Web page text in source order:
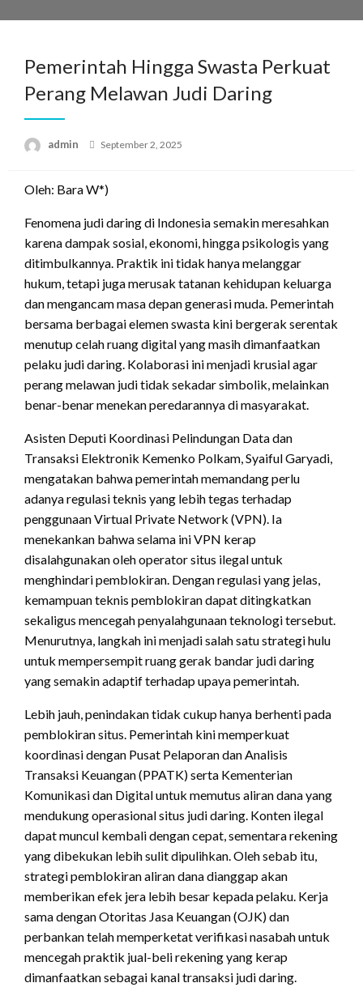
Pemerintah Hingga Swasta Perkuat
Perang Melawan Judi Daring
admin
Posted
September 2, 2025
Oleh: Bara W*)
Fenomena judi daring di Indonesia semakin meresahkan
karena dampak sosial, ekonomi, hingga psikologis yang
ditimbulkannya. Praktik ini tidak hanya melanggar
hukum, tetapi juga merusak tatanan kehidupan keluarga
dan mengancam masa depan generasi muda. Pemerintah
bersama berbagai elemen swasta kini bergerak serentak
menutup celah ruang digital yang masih dimanfaatkan
pelaku judi daring. Kolaborasi ini menjadi krusial agar
perang melawan judi tidak sekadar simbolik, melainkan
benar-benar menekan peredarannya di masyarakat.
Asisten Deputi Koordinasi Pelindungan Data dan
Transaksi Elektronik Kemenko Polkam, Syaiful Garyadi,
mengatakan bahwa pemerintah memandang perlu
adanya regulasi teknis yang lebih tegas terhadap
penggunaan Virtual Private Network (VPN). Ia
menekankan bahwa selama ini VPN kerap
disalahgunakan oleh operator situs ilegal untuk
menghindari pemblokiran. Dengan regulasi yang jelas,
kemampuan teknis pemblokiran dapat ditingkatkan
sekaligus mencegah penyalahgunaan teknologi tersebut.
Menurutnya, langkah ini menjadi salah satu strategi hulu
untuk mempersempit ruang gerak bandar judi daring
yang semakin adaptif terhadap upaya pemerintah.
Lebih jauh, penindakan tidak cukup hanya berhenti pada
pemblokiran situs. Pemerintah kini memperkuat
koordinasi dengan Pusat Pelaporan dan Analisis
Transaksi Keuangan (PPATK) serta Kementerian
Komunikasi dan Digital untuk memutus aliran dana yang
mendukung operasional situs judi daring. Konten ilegal
dapat muncul kembali dengan cepat, sementara rekening
yang dibekukan lebih sulit dipulihkan. Oleh sebab itu,
strategi pemblokiran aliran dana dianggap akan
memberikan efek jera lebih besar kepada pelaku. Kerja
sama dengan Otoritas Jasa Keuangan (OJK) dan
perbankan telah memperketat verifikasi nasabah untuk
mencegah praktik jual-beli rekening yang kerap
dimanfaatkan sebagai kanal transaksi judi daring.